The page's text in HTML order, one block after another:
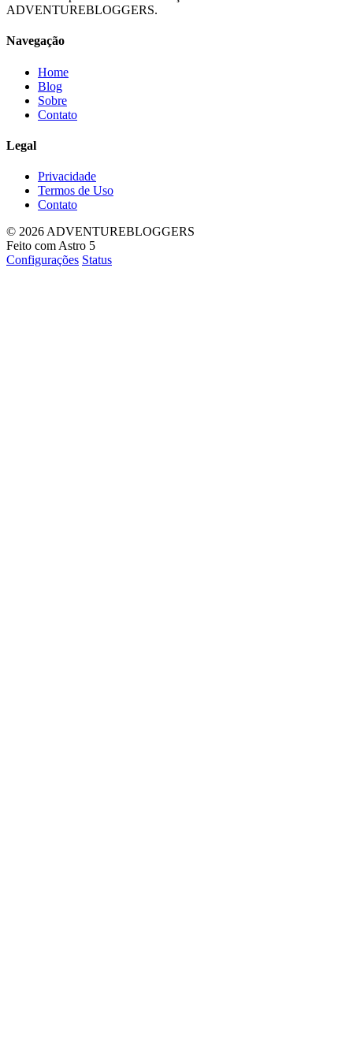
ADVENTUREBLOGGERS.
Navegação
Home
Blog
Sobre
Contato
Legal
Privacidade
Termos de Uso
Contato
© 2026 ADVENTUREBLOGGERS
Feito com Astro 5
Configurações Status